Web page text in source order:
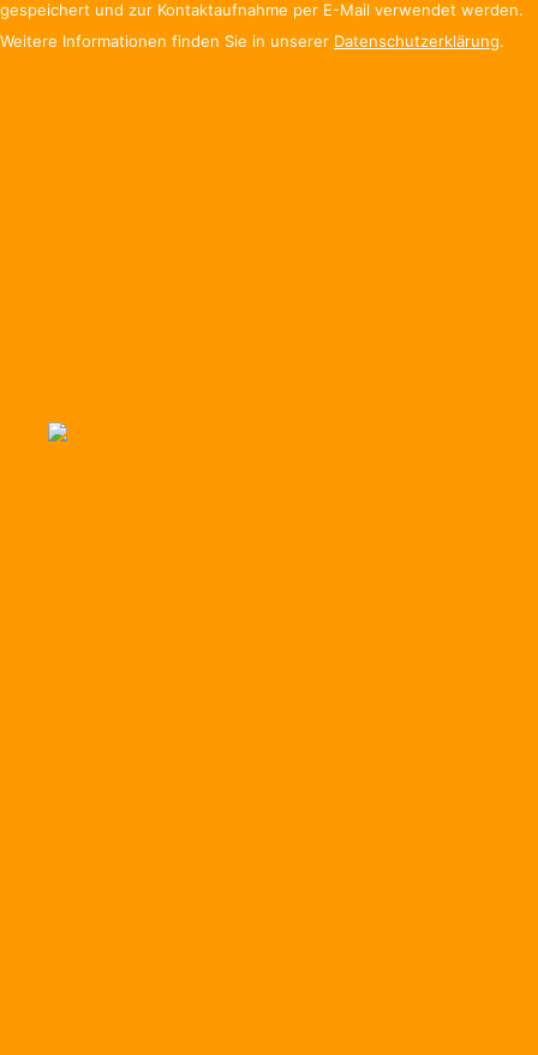
gespeichert und zur Kontaktaufnahme per E-Mail verwendet werden.
Weitere Informationen finden Sie in unserer Datenschutzerklärung.